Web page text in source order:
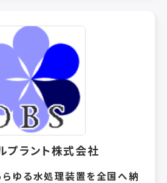
題に対してチームでお応えします。中小
務士をはじめ、大企業出身者など多様
に富むコンサル250名によるコンサル
プラント株式会社
らゆる水処理装置を全国へ納